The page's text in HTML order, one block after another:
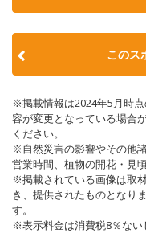
このス
※掲載情報は2024年5月時
容が変更となっている場合
ください。
※自然災害の影響やその他
営業時間、植物の開花・見
※掲載されている画像は取
き、提供されたものとなり
す。
※表示料金は消費税8％ない